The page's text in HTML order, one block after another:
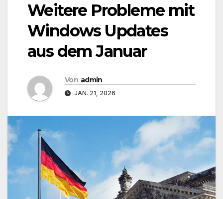
Weitere Probleme mit
Windows Updates
aus dem Januar
Von admin
JAN. 21, 2026